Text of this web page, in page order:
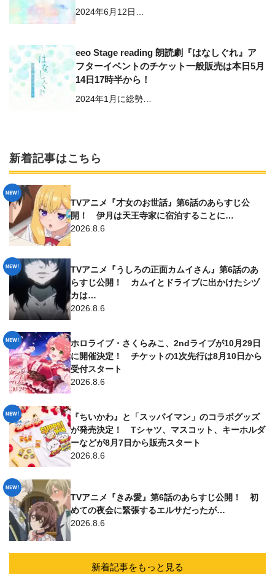
E」に分かれて上演へ
2024年6月12日…
eeo Stage reading 朗読劇『はなしぐれ』ア
フターイベントのチケット一般販売は本日5月
14日17時半から！
2024年1月に総勢…
新着記事はこちら
TVアニメ『才女のお世話』第6話のあらすじ公
開！ 伊月は天王寺家に宿泊することに…
2026.8.6
TVアニメ『うしろの正面カムイさん』第6話のあ
らすじ公開！ カムイとドライブに出かけたシヅ
カは…
2026.8.6
ホロライブ・さくらみこ、2ndライブが10月29日
に開催決定！ チケットの1次先行は8月10日から
受付スタート
2026.8.6
『ちいかわ』と「スッパイマン」のコラボグッズ
が発売決定！ Tシャツ、マスコット、キーホルダ
ーなどが8月7日から販売スタート
2026.8.6
TVアニメ『きみ愛』第6話のあらすじ公開！ 初
めての夜会に緊張するエルサだったが…
2026.8.6
新着記事をもっと見る